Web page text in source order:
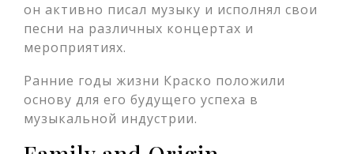
он активно писал музыку и исполнял свои
песни на различных концертах и
мероприятиях.
Ранние годы жизни Краско положили
основу для его будущего успеха в
музыкальной индустрии.